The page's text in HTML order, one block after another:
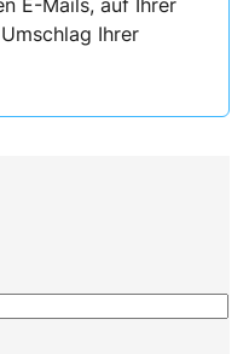
E-Mails, auf Ihrer
Ihrer